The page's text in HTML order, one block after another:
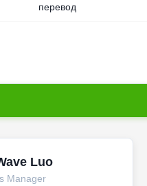
перевод
Luo
Manager